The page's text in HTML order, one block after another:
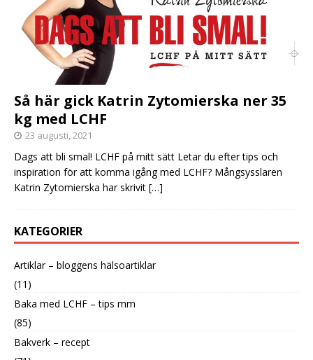
Så här gick Katrin Zytomierska ner 35
kg med LCHF
23 augusti, 2021
Dags att bli smal! LCHF på mitt sätt Letar du efter tips och
inspiration för att komma igång med LCHF? Mångsysslaren
Katrin Zytomierska har skrivit […]
KATEGORIER
Artiklar – bloggens hälsoartiklar
(11)
Baka med LCHF – tips mm
(85)
Bakverk – recept